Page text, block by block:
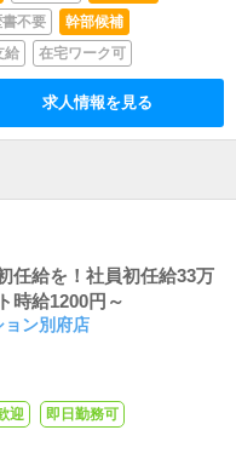
書不要
幹部候補
給 在宅ワーク可
求人情報を見る
任給を！社員初任給33万
時給1200円～
ョン別府店
迎 即日勤務可